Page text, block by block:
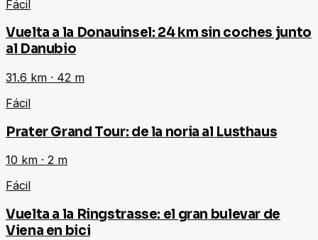
Fácil
Vuelta a la Donauinsel: 24 km sin coches junto
al Danubio
31.6 km · 42 m
Fácil
Prater Grand Tour: de la noria al Lusthaus
10 km · 2 m
Fácil
Vuelta a la Ringstrasse: el gran bulevar de
Viena en bici